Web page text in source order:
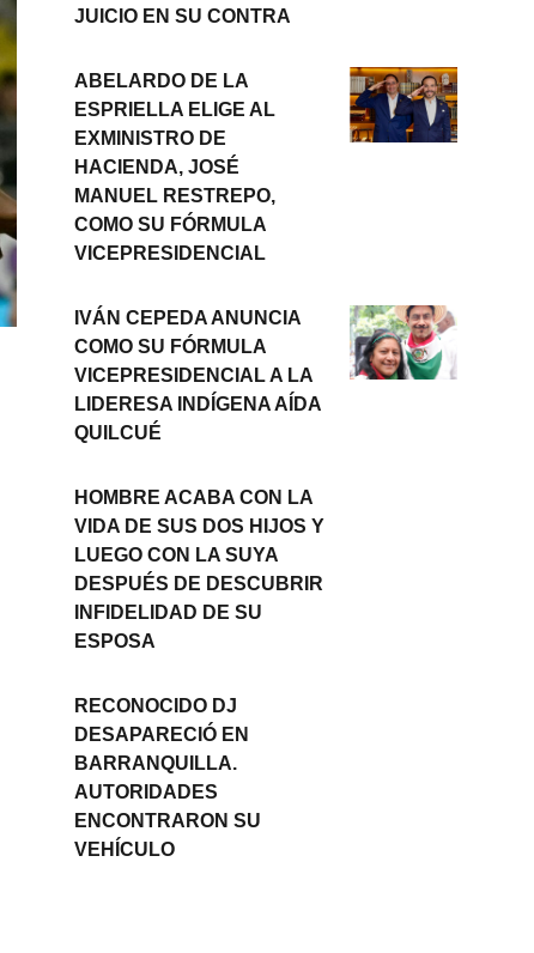
JUICIO EN SU CONTRA
ABELARDO DE LA
ESPRIELLA ELIGE AL
EXMINISTRO DE
HACIENDA, JOSÉ
MANUEL RESTREPO,
COMO SU FÓRMULA
VICEPRESIDENCIAL
IVÁN CEPEDA ANUNCIA
COMO SU FÓRMULA
VICEPRESIDENCIAL A LA
LIDERESA INDÍGENA AÍDA
QUILCUÉ
HOMBRE ACABA CON LA
VIDA DE SUS DOS HIJOS Y
LUEGO CON LA SUYA
DESPUÉS DE DESCUBRIR
INFIDELIDAD DE SU
ESPOSA
RECONOCIDO DJ
DESAPARECIÓ EN
BARRANQUILLA.
AUTORIDADES
ENCONTRARON SU
VEHÍCULO